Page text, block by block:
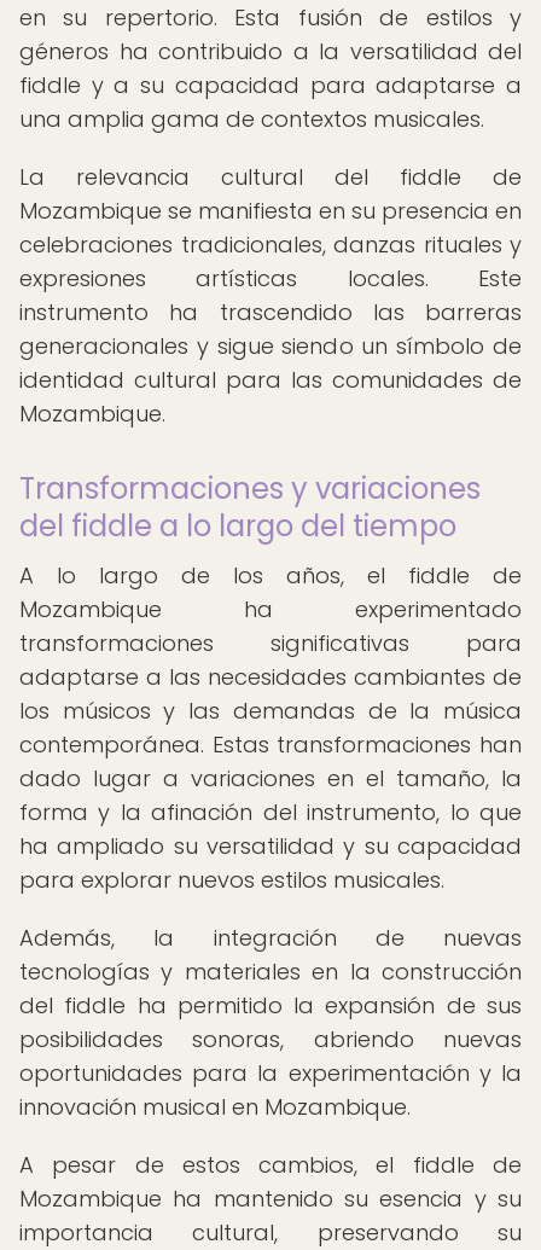
en su repertorio. Esta fusión de estilos y
géneros ha contribuido a la versatilidad del
fiddle y a su capacidad para adaptarse a
una amplia gama de contextos musicales.
La relevancia cultural del fiddle de
Mozambique se manifiesta en su presencia en
celebraciones tradicionales, danzas rituales y
expresiones artísticas locales. Este
instrumento ha trascendido las barreras
generacionales y sigue siendo un símbolo de
identidad cultural para las comunidades de
Mozambique.
Transformaciones y variaciones
del fiddle a lo largo del tiempo
A lo largo de los años, el fiddle de
Mozambique ha experimentado
transformaciones significativas para
adaptarse a las necesidades cambiantes de
los músicos y las demandas de la música
contemporánea. Estas transformaciones han
dado lugar a variaciones en el tamaño, la
forma y la afinación del instrumento, lo que
ha ampliado su versatilidad y su capacidad
para explorar nuevos estilos musicales.
Además, la integración de nuevas
tecnologías y materiales en la construcción
del fiddle ha permitido la expansión de sus
posibilidades sonoras, abriendo nuevas
oportunidades para la experimentación y la
innovación musical en Mozambique.
A pesar de estos cambios, el fiddle de
Mozambique ha mantenido su esencia y su
importancia cultural, preservando su